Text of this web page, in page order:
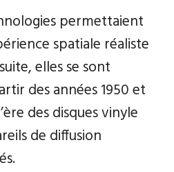
permettaient
spatiale réaliste
elles se sont
des années 1950 et
des disques vinyle
de diffusion